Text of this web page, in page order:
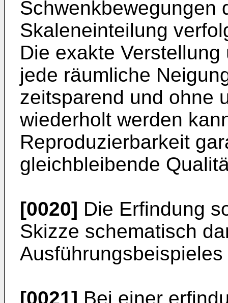
Schwenkbewegungen
Skaleneinteilung
Die exakte
jede räumliche
zeitsparend und ohne
wiederholt werden
Reproduzierbarkeit
gleichbleibende
[0020] Die Erfindung
Skizze schematisch
[0021] Bei einer